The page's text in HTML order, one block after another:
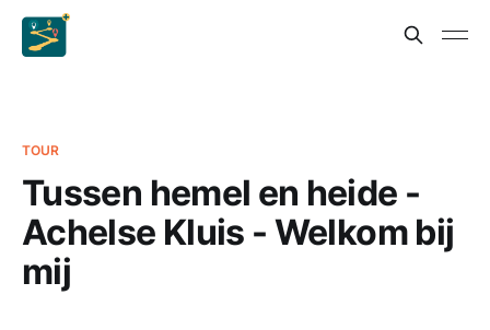
TOUR
Tussen hemel en heide -
Achelse Kluis - Welkom bij
mij